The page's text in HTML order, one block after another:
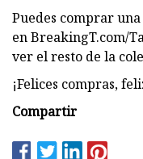
Puedes comprar
en BreakingT.com/
ver el resto de la
¡Felices compras,
Compartir